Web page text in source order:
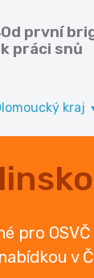
Od první
k práci snů
kraj
pro
v